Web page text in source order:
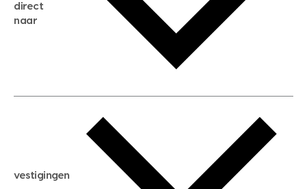
huis kopen
aankoopadvies
verkoopadvies
hypotheekadvies
direct
naar
hypotheek berekenen
maximale hypotheek berekenen
hypotheek bespaarcheck
vestigingen